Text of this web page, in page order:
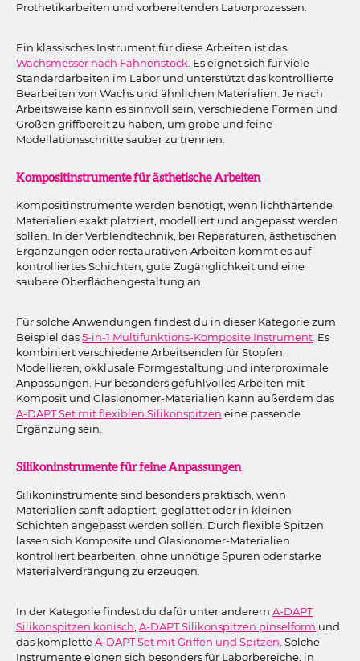
Prothetikarbeiten und vorbereitenden Laborprozessen.
Ein klassisches Instrument für diese Arbeiten ist das
Wachsmesser nach Fahnenstock . Es eignet sich für viele
Standardarbeiten im Labor und unterstützt das kontrollierte
Bearbeiten von Wachs und ähnlichen Materialien. Je nach
Arbeitsweise kann es sinnvoll sein, verschiedene Formen und
Größen griffbereit zu haben, um grobe und feine
Modellationsschritte sauber zu trennen.
Kompositinstrumente für ästhetische Arbeiten
Kompositinstrumente werden benötigt, wenn lichthärtende
Materialien exakt platziert, modelliert und angepasst werden
sollen. In der Verblendtechnik, bei Reparaturen, ästhetischen
Ergänzungen oder restaurativen Arbeiten kommt es auf
kontrolliertes Schichten, gute Zugänglichkeit und eine
saubere Oberflächengestaltung an.
Für solche Anwendungen findest du in dieser Kategorie zum
Beispiel das5-in-1 Multifunktions-Komposite Instrument . Es
kombiniert verschiedene Arbeitsenden für Stopfen,
Modellieren, okklusale Formgestaltung und interproximale
Anpassungen. Für besonders gefühlvolles Arbeiten mit
Komposit und Glasionomer-Materialien kann außerdem das
A-DAPT Set mit flexiblen Silikonspitzen eine passende
Ergänzung sein.
Silikoninstrumente für feine Anpassungen
Silikoninstrumente sind besonders praktisch, wenn
Materialien sanft adaptiert, geglättet oder in kleinen
Schichten angepasst werden sollen. Durch flexible Spitzen
lassen sich Komposite und Glasionomer-Materialien
kontrolliert bearbeiten, ohne unnötige Spuren oder starke
Materialverdrängung zu erzeugen.
In der Kategorie findest du dafür unter anderem A-DAPT
Silikonspitzen konisch A-DAPT Silikonspitzen pinselform und
das kompletteA-DAPT Set mit Griffen und Spitzen . Solche
Instrumente eignen sich besonders für Laborbereiche, in